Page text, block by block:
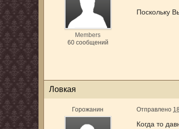
Members
60 сообщений
Поскольку
Ловкая
Горожанин Отправлено
Когда то